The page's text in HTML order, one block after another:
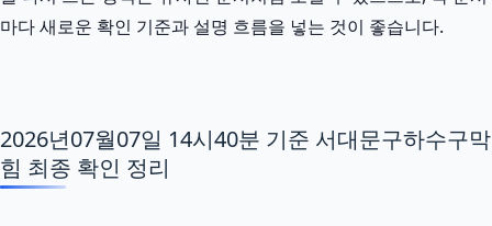
마다 새로운 확인 기준과 설명 흐름을 넣는 것이 좋습니다.
2026년07월07일 14시40분 기준 서대문구하수구막
힘 최종 확인 정리